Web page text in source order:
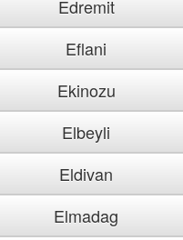
Edremit
Eflani
Ekinozu
Elbeyli
Eldivan
Elmadag